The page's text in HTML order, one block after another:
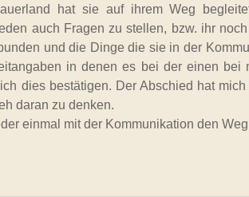
hat sie auf ihrem Weg
auch Fragen zu stellen, bzw. ihr
und die Dinge die sie in der
in denen es bei der einen bei
dies bestätigen. Der Abschied hat
daran zu denken.
einmal mit der Kommunikation den Weg